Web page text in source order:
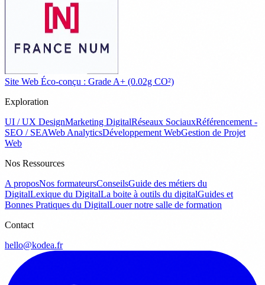
Site Web Éco-conçu : Grade A+ (0.02g CO²)
Exploration
UI / UX DesignMarketing DigitalRéseaux SociauxRéférencement -
SEO / SEAWeb AnalyticsDéveloppement WebGestion de Projet
Web
Nos Ressources
A proposNos formateursConseilsGuide des métiers du
DigitalLexique du DigitalLa boite à outils du digitalGuides et
Bonnes Pratiques du DigitalLouer notre salle de formation
Contact
hello@kodea.fr